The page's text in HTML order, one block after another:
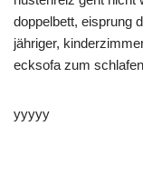
doppelbett, eisprung
jähriger,
ecksofa zum schlafen
yyyyy